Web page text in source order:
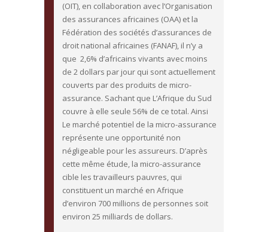
(OIT), en collaboration avec l’Organisation
des assurances africaines (OAA) et la
Fédération des sociétés d’assurances de
droit national africaines (FANAF), il n’y a
que 2,6% d’africains vivants avec moins
de 2 dollars par jour qui sont actuellement
couverts par des produits de micro-
assurance. Sachant que L’Afrique du Sud
couvre à elle seule 56% de ce total. Ainsi
Le marché potentiel de la micro-assurance
représente une opportunité non
négligeable pour les assureurs. D’après
cette même étude, la micro-assurance
cible les travailleurs pauvres, qui
constituent un marché en Afrique
d’environ 700 millions de personnes soit
environ 25 milliards de dollars.